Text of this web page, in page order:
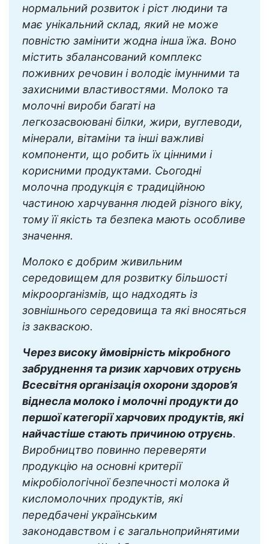
нормальний розвиток і ріст людини та
має унікальний склад, який не може
повністю замінити жодна інша їжа. Воно
містить збалансований комплекс
поживних речовин і володіє імунними та
захисними властивостями. Молоко та
молочні вироби багаті на
легкозасвоювані білки, жири, вуглеводи,
мінерали, вітаміни та інші важливі
компоненти, що робить їх цінними і
корисними продуктами. Сьогодні
молочна продукція є традиційною
частиною харчування людей різного віку,
тому її якість та безпека мають особливе
значення.
Молоко є добрим живильним
середовищем для розвитку більшості
мікроорганізмів, що надходять із
зовнішнього середовища та які вносяться
із закваскою.
Через високу ймовірність мікробного
забруднення та ризик харчових отруєнь
Всесвітня організація охорони здоров’я
віднесла молоко і молочні продукти до
першої категорії харчових продуктів, які
найчастіше стають причиною отруєнь.
Виробництво повинно переверяти
продукцію на основні критерії
мікробіологічної безпечності молока й
кисломолочних продуктів, які
передбачені українським
законодавством і є загальноприйнятими